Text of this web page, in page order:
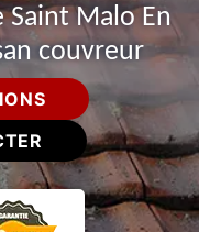
Malo En
couvreur